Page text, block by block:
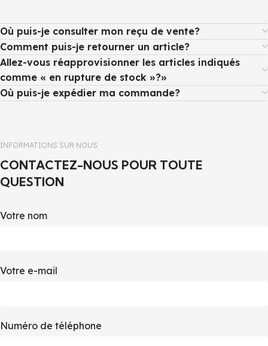
Où puis-je consulter mon reçu de vente?
Comment puis-je retourner un article?
Allez-vous réapprovisionner les articles indiqués
comme « en rupture de stock »?»
Où puis-je expédier ma commande?
INFORMATIONS SUR NOUS
CONTACTEZ-NOUS POUR TOUTE
QUESTION
Votre nom
Votre e-mail
Numéro de téléphone